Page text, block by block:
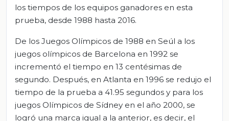
los tiempos de los equipos ganadores en esta
prueba, desde 1988 hasta 2016.
De los Juegos Olímpicos de 1988 en Seúl a los
juegos olímpicos de Barcelona en 1992 se
incrementó el tiempo en 13 centésimas de
segundo. Después, en Atlanta en 1996 se redujo el
tiempo de la prueba a 41.95 segundos y para los
juegos Olímpicos de Sídney en el año 2000, se
logró una marca igual a la anterior, es decir, el